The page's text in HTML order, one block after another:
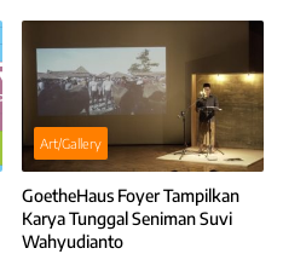
Art/Gallery
GoetheHaus Foyer Tampilkan
Karya Tunggal Seniman Suvi
Wahyudianto